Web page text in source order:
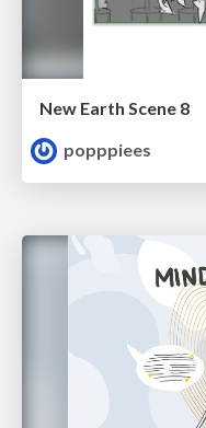
New Earth Scene 8
popppiees